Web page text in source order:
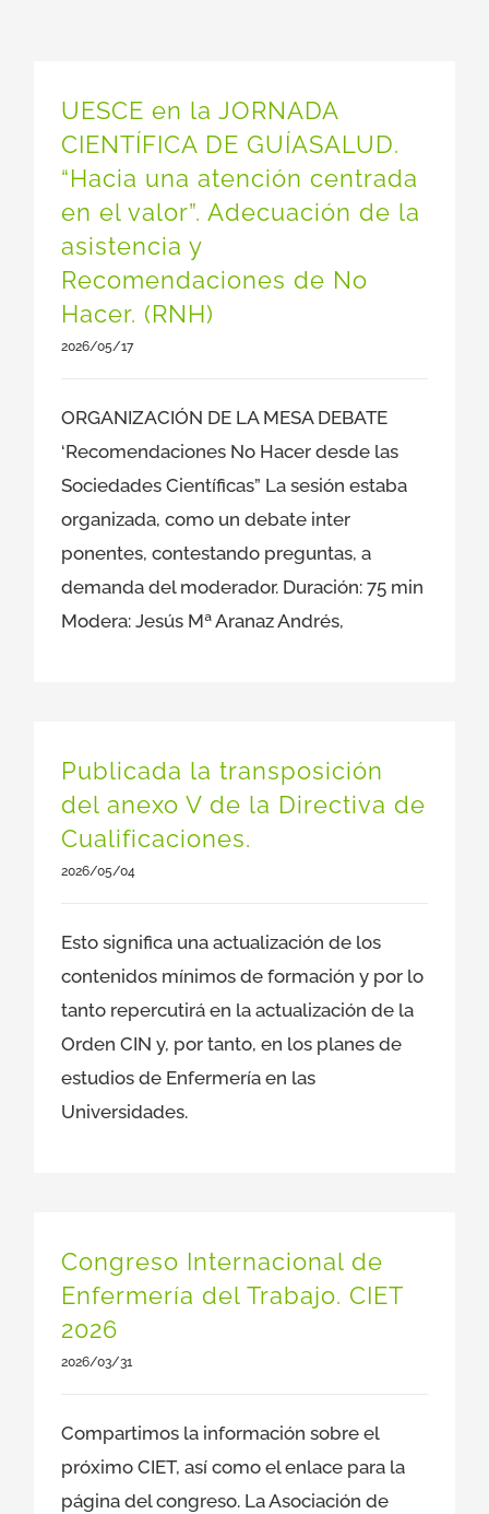
UESCE en la JORNADA
CIENTÍFICA DE GUÍASALUD.
“Hacia una atención centrada
en el valor”. Adecuación de la
asistencia y
Recomendaciones de No
Hacer. (RNH)
2026/05/17
ORGANIZACIÓN DE LA MESA DEBATE
‘Recomendaciones No Hacer desde las
Sociedades Científicas” La sesión estaba
organizada, como un debate inter
ponentes, contestando preguntas, a
demanda del moderador. Duración: 75 min
Modera: Jesús Mª Aranaz Andrés,
Publicada la transposición
del anexo V de la Directiva de
Cualificaciones.
2026/05/04
Esto significa una actualización de los
contenidos mínimos de formación y por lo
tanto repercutirá en la actualización de la
Orden CIN y, por tanto, en los planes de
estudios de Enfermería en las
Universidades.
Congreso Internacional de
Enfermería del Trabajo. CIET
2026
2026/03/31
Compartimos la información sobre el
próximo CIET, así como el enlace para la
página del congreso. La Asociación de